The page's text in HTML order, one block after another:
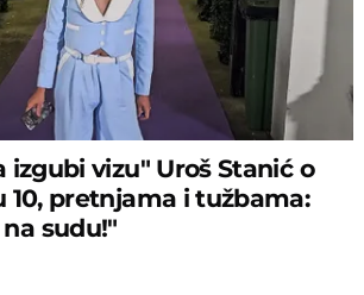
izgubi vizu" Uroš Stanić o
10, pretnjama i tužbama:
sudu!"